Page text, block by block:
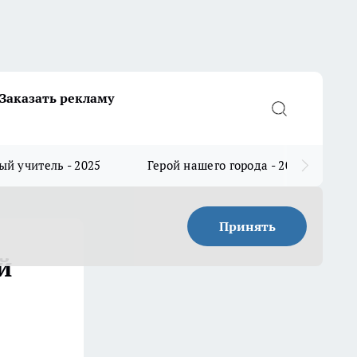
Заказать рекламу
учитель - 2025 Герой нашего города - 2025
Принять